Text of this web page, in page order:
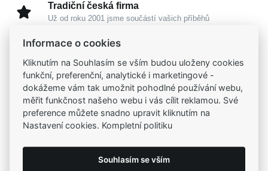
Tradiční česká firma
Už od roku 2001 jsme součástí vašich příběhů
Na našem e-shopu máte výběr z tisíců šperků
Garance vysoké kvality
Certifikáty původu a kvality k vybraným šperkům
Kamenné prodejny
Zastavte se do jedné z našich4 prodejen
Informace o cookies
Kliknutím na Souhlasím se vším budou uloženy cookies
funkční, preferenční, analytické i marketingové -
dokážeme vám tak umožnit pohodlné používání webu,
měřit funkčnost našeho webu i vás cílit reklamou. Své
preference můžete snadno upravit kliknutím na
Nastavení cookies. Kompletní politiku
Souhlasím se vším